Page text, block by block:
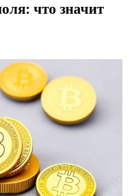
что значит